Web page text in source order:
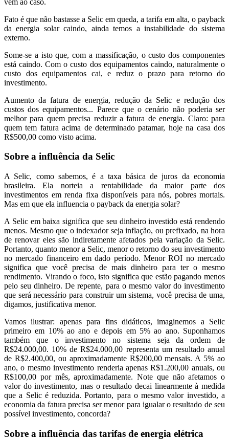
Fato é que não bastasse a Selic em queda, a tarifa em alta, o payback
da energia solar caindo, ainda temos a instabilidade do sistema
externo.
Some-se a isto que, com a massificação, o custo dos componentes
está caindo. Com o custo dos equipamentos caindo, naturalmente o
custo dos equipamentos cai, e reduz o prazo para retorno do
investimento.
Aumento da fatura de energia, redução da Selic e redução dos
custos dos equipamentos... Parece que o cenário não poderia ser
melhor para quem precisa reduzir a fatura de energia. Claro: para
quem tem fatura acima de determinado patamar, hoje na casa dos
R$500,00 como visto acima.
Sobre a influência da Selic
A Selic, como sabemos, é a taxa básica de juros da economia
brasileira. Ela norteia a rentabilidade da maior parte dos
investimentos em renda fixa disponíveis para nós, pobres mortais.
Mas em que ela influencia o payback da energia solar?
A Selic em baixa significa que seu dinheiro investido está rendendo
menos. Mesmo que o indexador seja inflação, ou prefixado, na hora
de renovar eles são indiretamente afetados pela variação da Selic.
Portanto, quanto menor a Selic, menor o retorno do seu investimento
no mercado financeiro em dado período. Menor ROI no mercado
significa que você precisa de mais dinheiro para ter o mesmo
rendimento. Virando o foco, isto significa que estão pagando menos
pelo seu dinheiro. De repente, para o mesmo valor do investimento
que será necessário para construir um sistema, você precisa de uma,
digamos, justificativa menor.
Vamos ilustrar: apenas para fins didáticos, imaginemos a Selic
primeiro em 10% ao ano e depois em 5% ao ano. Suponhamos
também que o investimento no sistema seja da ordem de
R$24.000,00. 10% de R$24.000,00 representa um resultado anual
de R$2.400,00, ou aproximadamente R$200,00 mensais. A 5% ao
ano, o mesmo investimento renderia apenas R$1.200,00 anuais, ou
R$100,00 por mês, aproximadamente. Note que não afetamos o
valor do investimento, mas o resultado decai linearmente à medida
que a Selic é reduzida. Portanto, para o mesmo valor investido, a
economia da fatura precisa ser menor para igualar o resultado de seu
possível investimento, concorda?
Sobre a influência das tarifas de energia elétrica